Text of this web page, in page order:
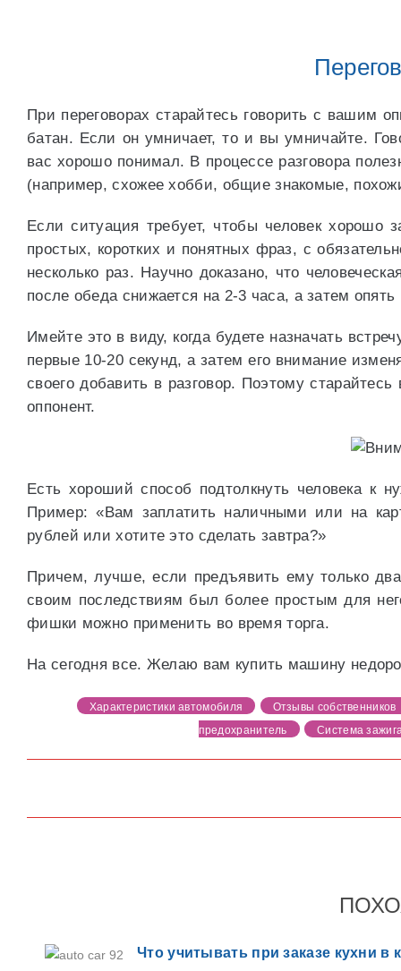
При переговорах старайтесь говорить с вашим
батан. Если он умничает, то и вы умничайте.
вас хорошо понимал. В процессе разговора
(например, схожее хобби, общие знакомые,
Если ситуация требует, чтобы человек
простых, коротких и понятных фраз, с
несколько раз. Научно доказано, что
после обеда снижается на 2-3 часа, а затем
Имейте это в виду, когда будете назначать
первые 10-20 секунд, а затем его внимание
своего добавить в разговор. Поэтому
оппонент.
Есть хороший способ подтолкнуть человека к
Пример: «Вам заплатить наличными или на
рублей или хотите это сделать завтра?»
Причем, лучше, если предъявить ему только
своим последствиям был более простым для
фишки можно применить во время торга.
На сегодня все. Желаю вам купить машину
Характеристики автомобиля
Отзывы собственников
предохранитель
Система
Что учитывать при заказе кухни в